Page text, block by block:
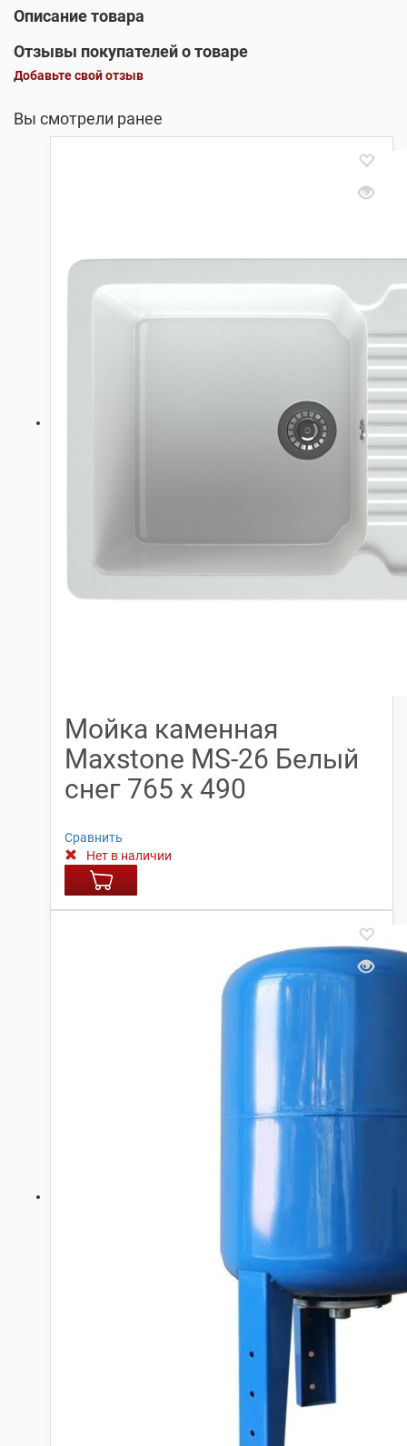
Описание товара
Отзывы покупателей о товаре
Добавьте свой отзыв
Вы смотрели ранее
Мойка каменная
Maxstone МS-26 Белый
снег 765 х 490
Сравнить
Нет в наличии